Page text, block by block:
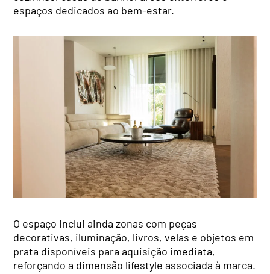
espaços dedicados ao bem-estar.
O espaço inclui ainda zonas com peças
decorativas, iluminação, livros, velas e objetos em
prata disponíveis para aquisição imediata,
reforçando a dimensão lifestyle associada à marca.